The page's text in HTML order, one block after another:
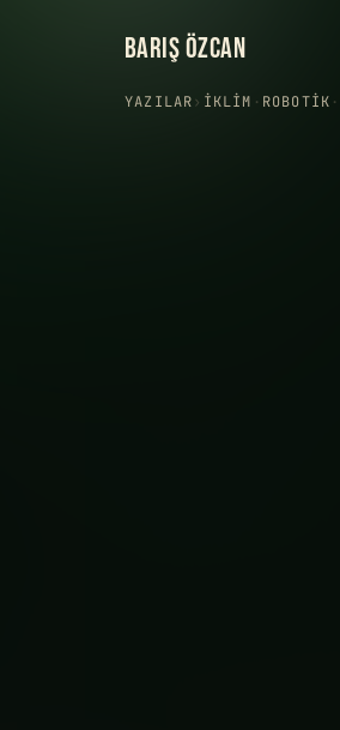
BARIŞ ÖZCAN
YAZILAR› İKLIM · ROBOTIK ·